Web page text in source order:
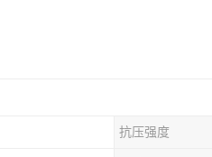
抗压强度